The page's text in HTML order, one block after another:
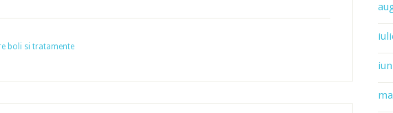
boli si tratamente